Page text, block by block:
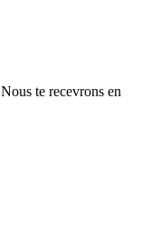
te recevrons en